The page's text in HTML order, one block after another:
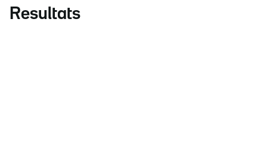
Resultats